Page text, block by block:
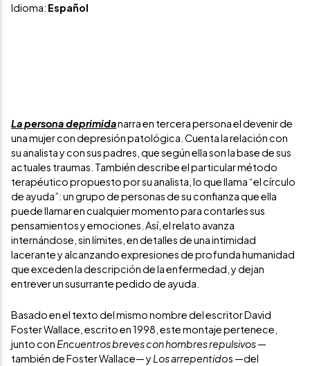
Idioma: Español
La persona deprimidanarra en tercera persona el devenir de
una mujer con depresión patológica. Cuenta la relación con
su analista y con sus padres, que según ella son la base de sus
actuales traumas. También describe el particular método
terapéutico propuesto por su analista, lo que llama “el círculo
de ayuda”: un grupo de personas de su confianza que ella
puede llamar en cualquier momento para contarles sus
pensamientos y emociones. Así, el relato avanza
internándose, sin límites, en detalles de una intimidad
lacerante y alcanzando expresiones de profunda humanidad
que exceden la descripción de la enfermedad, y dejan
entrever un susurrante pedido de ayuda.
Basado en el texto del mismo nombre del escritor David
Foster Wallace, escrito en 1998, este montaje pertenece,
junto con Encuentros breves con hombres repulsivos—
también de Foster Wallace— y Los arrepentidos —del